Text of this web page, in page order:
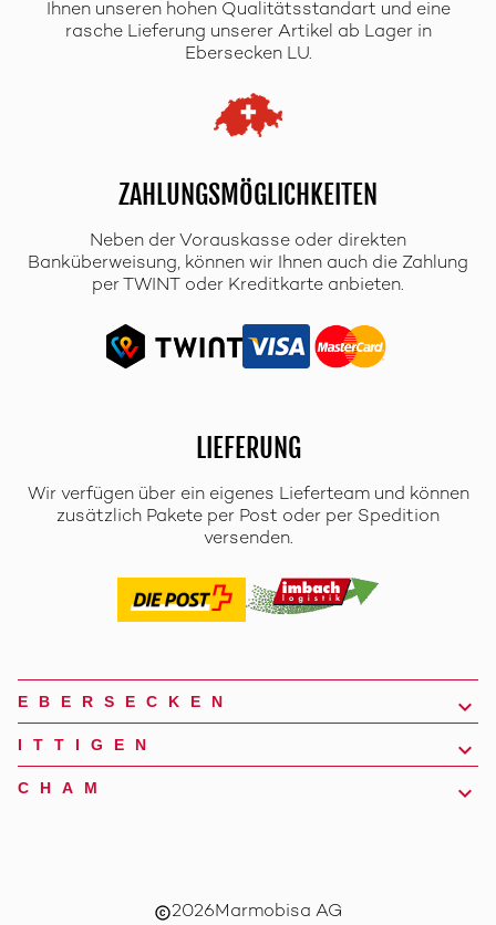
Ihnen unseren hohen Qualitätsstandart und eine
rasche Lieferung unserer Artikel ab Lager in
Ebersecken LU.
ZAHLUNGSMÖGLICHKEITEN
Neben der Vorauskasse oder direkten
Banküberweisung, können wir Ihnen auch die Zahlung
per TWINT oder Kreditkarte anbieten.
LIEFERUNG
Wir verfügen über ein eigenes Lieferteam und können
zusätzlich Pakete per Post oder per Spedition
versenden.
EBERSECKEN
ITTIGEN
CHAM
copyright2026Marmobisa AG